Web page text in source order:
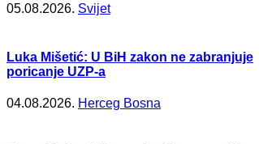
05.08.2026. Svijet
Luka Mišetić: U BiH zakon ne zabranjuje
poricanje UZP-a
04.08.2026. Herceg Bosna